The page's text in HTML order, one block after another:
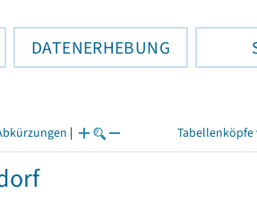
DATENERHEBUNG
| Tabellenköpfe